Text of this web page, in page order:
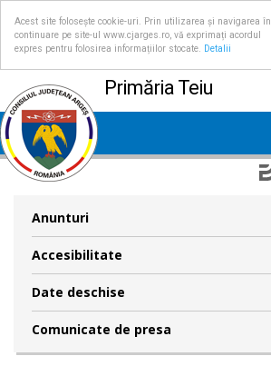
Acest site folosește cookie-uri. Prin utilizarea și navigarea în
continuare pe site-ul www.cjarges.ro, vă exprimați acordul
expres pentru folosirea informațiilor stocate.
Detalii
Primăria Teiu
Anunturi
Accesibilitate
Date deschise
Comunicate de presa